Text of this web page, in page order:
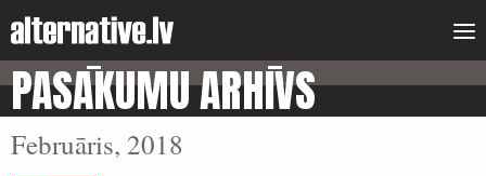
PASĀKUMU ARHĪVS
Februāris, 2018